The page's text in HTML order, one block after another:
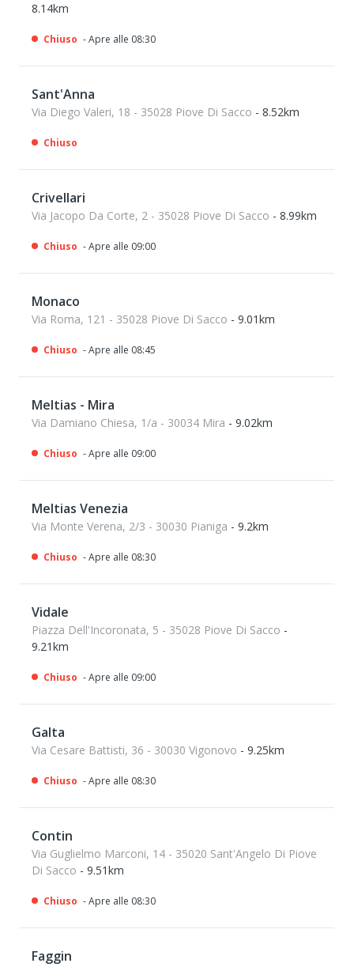
8.14km
Chiuso - Apre alle 08:30
Sant'Anna
Via Diego Valeri, 18 - 35028 Piove Di Sacco - 8.52km
Chiuso
Crivellari
Via Jacopo Da Corte, 2 - 35028 Piove Di Sacco - 8.99km
Chiuso - Apre alle 09:00
Monaco
Via Roma, 121 - 35028 Piove Di Sacco - 9.01km
Chiuso - Apre alle 08:45
Meltias - Mira
Via Damiano Chiesa, 1/a - 30034 Mira - 9.02km
Chiuso - Apre alle 09:00
Meltias Venezia
Via Monte Verena, 2/3 - 30030 Pianiga - 9.2km
Chiuso - Apre alle 08:30
Vidale
Piazza Dell'Incoronata, 5 - 35028 Piove Di Sacco -
9.21km
Chiuso - Apre alle 09:00
Galta
Via Cesare Battisti, 36 - 30030 Vigonovo - 9.25km
Chiuso - Apre alle 08:30
Contin
Via Guglielmo Marconi, 14 - 35020 Sant'Angelo Di Piove
Di Sacco - 9.51km
Chiuso - Apre alle 08:30
Faggin